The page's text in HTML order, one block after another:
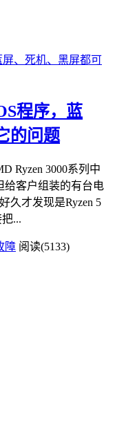
程序，蓝
的问题
Ryzen 3000系列中
给客户组装的有台电
久才发现是Ryzen 5
...
障 阅读(5133)